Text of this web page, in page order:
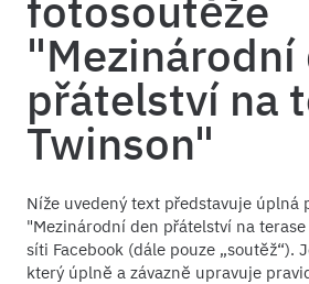
"Mezinárodní
přátelství na
Twinson"
Níže uvedený text představuje úplná
"Mezinárodní den přátelství na
síti Facebook (dále pouze „soutěž“).
který úplně a závazně upravuje